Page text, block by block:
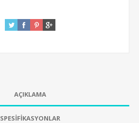
AÇIKLAMA
SPESİFİKASYONLAR